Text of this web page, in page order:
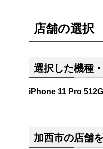
店舗の選択
選択した機種
iPhone 11 Pro
加西市の店舗